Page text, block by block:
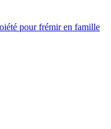
pour frémir en famille